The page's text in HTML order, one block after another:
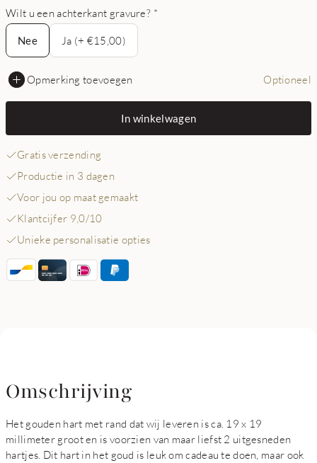
Wilt u een achterkant gravure? *
Nee
Nee
Ja (+ €15,00)
Opmerking toevoegen Optioneel
In winkelwagen
Gratis verzending
Productie in 3 dagen
Voor jou op maat gemaakt
Klantcijfer 9,0/10
Unieke personalisatie opties
Omschrijving
Het gouden hart met rand dat wij leveren is ca. 19 x 19
millimeter groot en is voorzien van maar liefst 2 uitgesneden
hartjes. Dit hart in het goud is leuk om cadeau te doen, maar ook